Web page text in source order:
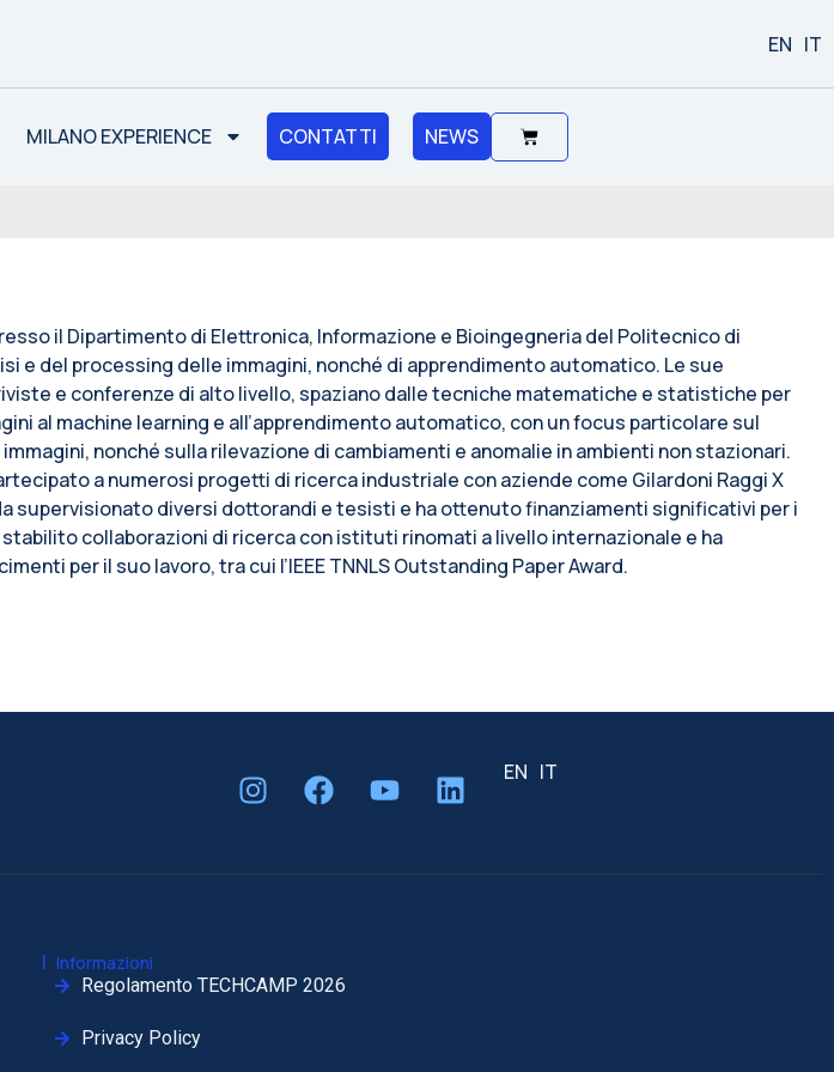
EN IT
MILANO EXPERIENCE CONTATTI NEWS
il Dipartimento di Elettronica, Informazione e Bioingegneria del Politecnico di
e del processing delle immagini, nonché di apprendimento automatico. Le sue
e conferenze di alto livello, spaziano dalle tecniche matematiche e statistiche per
al machine learning e all’apprendimento automatico, con un focus particolare sul
nonché sulla rilevazione di cambiamenti e anomalie in ambienti non stazionari.
a numerosi progetti di ricerca industriale con aziende come Gilardoni Raggi X
supervisionato diversi dottorandi e tesisti e ha ottenuto finanziamenti significativi per i
collaborazioni di ricerca con istituti rinomati a livello internazionale e ha
per il suo lavoro, tra cui l’IEEE TNNLS Outstanding Paper Award.
EN IT
| Informazioni
Regolamento TECHCAMP 2026
Privacy Policy